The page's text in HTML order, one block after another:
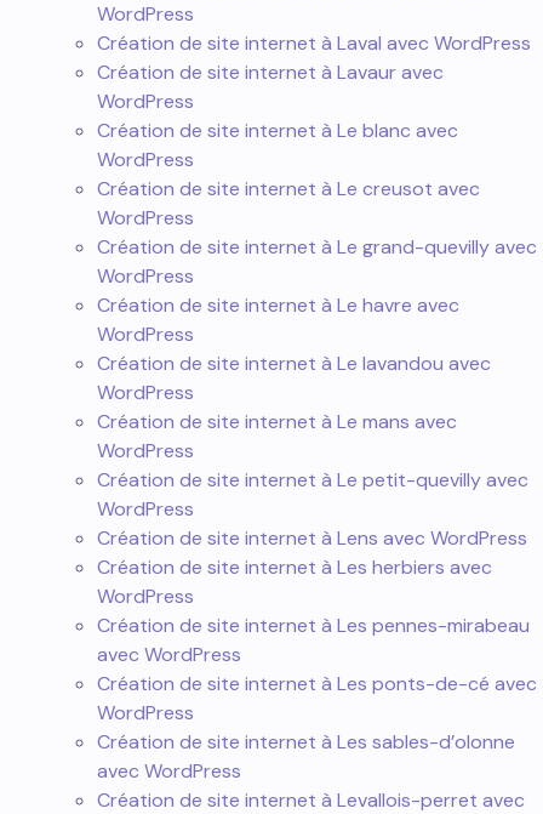
WordPress
Création de site internet à Laval avec WordPress
Création de site internet à Lavaur avec
WordPress
Création de site internet à Le blanc avec
WordPress
Création de site internet à Le creusot avec
WordPress
Création de site internet à Le grand-quevilly avec
WordPress
Création de site internet à Le havre avec
WordPress
Création de site internet à Le lavandou avec
WordPress
Création de site internet à Le mans avec
WordPress
Création de site internet à Le petit-quevilly avec
WordPress
Création de site internet à Lens avec WordPress
Création de site internet à Les herbiers avec
WordPress
Création de site internet à Les pennes-mirabeau
avec WordPress
Création de site internet à Les ponts-de-cé avec
WordPress
Création de site internet à Les sables-d’olonne
avec WordPress
Création de site internet à Levallois-perret avec